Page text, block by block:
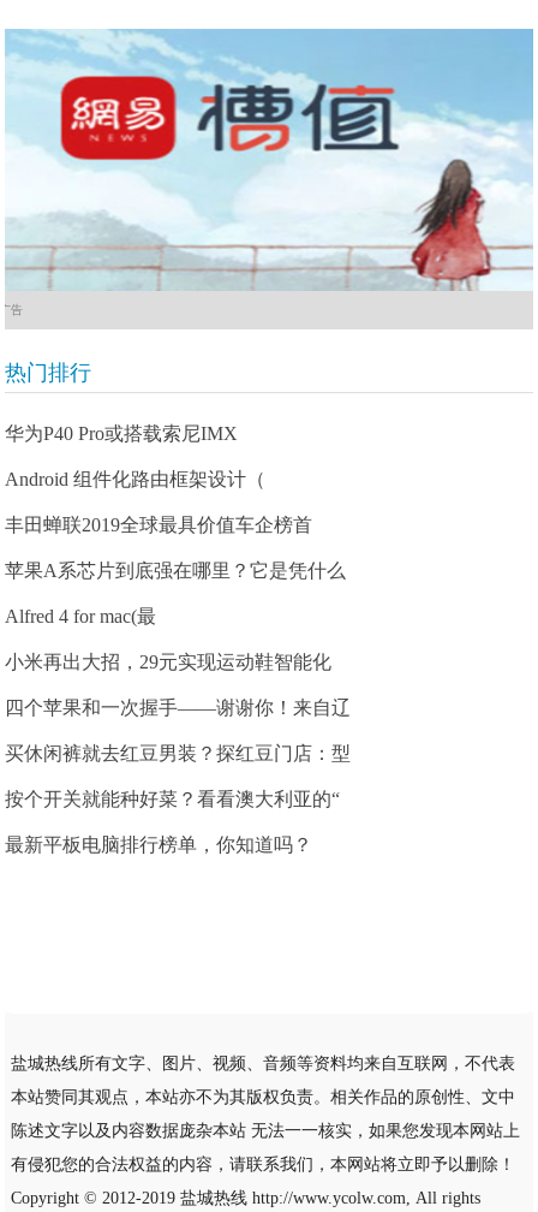
广告
热门排行
华为P40 Pro或搭载索尼IMX
Android 组件化路由框架设计（
丰田蝉联2019全球最具价值车企榜首
苹果A系芯片到底强在哪里？它是凭什么
Alfred 4 for mac(最
小米再出大招，29元实现运动鞋智能化
四个苹果和一次握手——谢谢你！来自辽
买休闲裤就去红豆男装？探红豆门店：型
按个开关就能种好菜？看看澳大利亚的“
最新平板电脑排行榜单，你知道吗？
盐城热线所有文字、图片、视频、音频等资料均来自互联网，不代表
本站赞同其观点，本站亦不为其版权负责。相关作品的原创性、文中
陈述文字以及内容数据庞杂本站 无法一一核实，如果您发现本网站上
有侵犯您的合法权益的内容，请联系我们，本网站将立即予以删除！
Copyright © 2012-2019 盐城热线http://www.ycolw.com, All rights